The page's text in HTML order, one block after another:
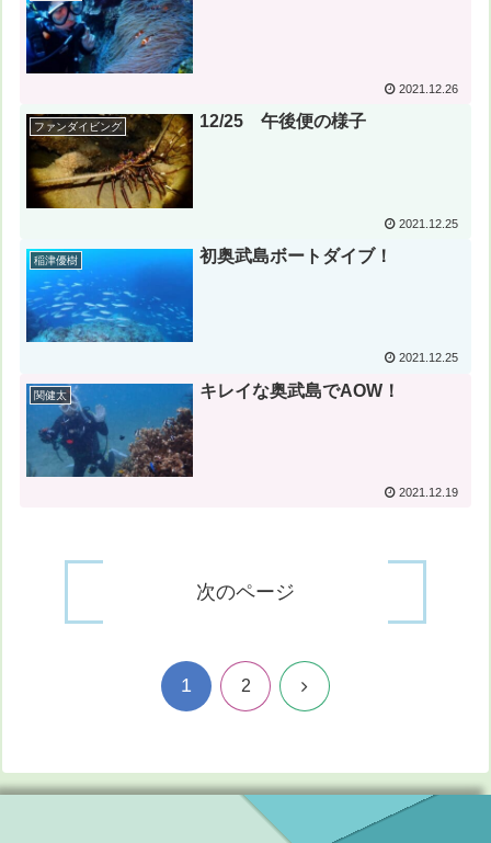
2021.12.26
ファンダイビング 12/25 午後便の様子
2021.12.25
稲津優樹 初奥武島ボートダイブ！
2021.12.25
関健太 キレイな奥武島でAOW！
2021.12.19
次のページ
1 2 次